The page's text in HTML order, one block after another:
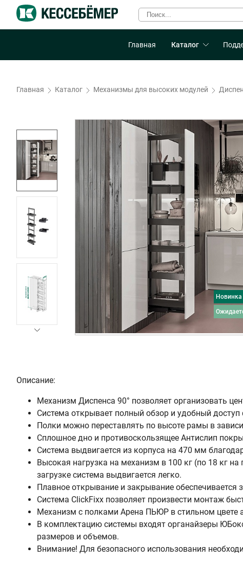
Главная Каталог
Главная Каталог Механизмы для высоких модулей
Новинка
Описание:
Механизм Диспенса 90° позволяет организовать
Система открывает полный обзор и удобный
Полки можно переставлять по высоте рамы в
Сплошное дно и противоскользящее Антислип
Система выдвигается из корпуса на 470 мм
Высокая нагрузка на механизм в 100 кг (по 18 кг
загрузке система выдвигается легко.
Плавное открывание и закрывание
Система ClickFixx позволяет произвести монтаж
Механизм с полками Арена ПЬЮР в стильном цвете
В комплектацию системы входят органайзеры
размеров и объемов.
Внимание! Для безопасного использования